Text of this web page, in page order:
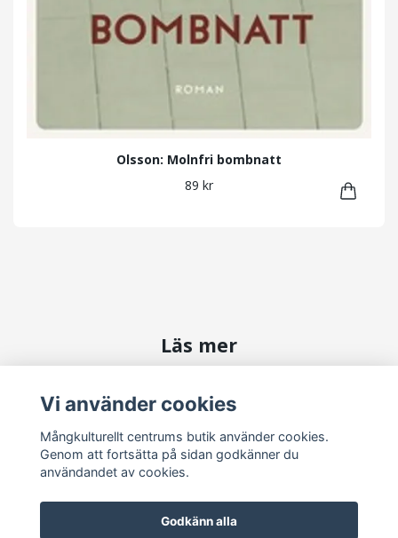
Olsson: Molnfri bombnatt
89 kr
Läs mer
Köpvillkor
Sociala medier
Vi använder cookies
Mångkulturellt centrums butik använder cookies.
Genom att fortsätta på sidan godkänner du
användandet av cookies.
Godkänn alla